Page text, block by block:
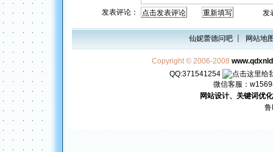
发表评论： 发表
仙妮蕾德问吧┋网站地
Copyright © 2006-2008
QQ:371541254
微信客服：
网站设计、关键词优